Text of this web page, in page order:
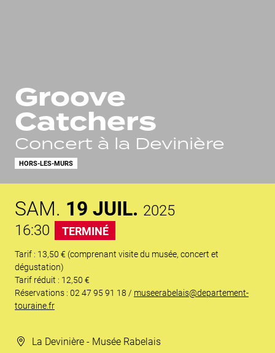
Groove
Catchers
Concert à la Devinière
HORS-LES-MURS
SAM. 19 JUIL. 2025
16:30
TERMINÉ
Tarif : 13,50 € (comprenant visite du musée, concert et
dégustation)
Tarif réduit : 12,50 €
Réservations : 02 47 95 91 18 / museerabelais@departement-
touraine.fr
La Devinière - Musée Rabelais